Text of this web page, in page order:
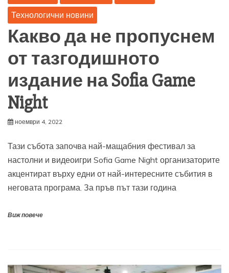
Технологични новини
Какво да не пропуснем
от тазгодишното
издание на Sofia Game
Night
ноември 4, 2022
Тази събота започва най-мащабния фестивал за
настолни и видеоигри Sofia Game Night организаторите
акцентират върху едни от най-интересните събития в
неговата програма. За пръв път тази година
Виж повече